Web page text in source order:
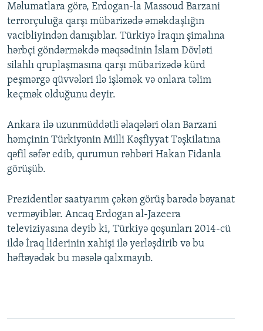
Məlumatlara görə, Erdogan-la Massoud Barzani
terrorçuluğa qarşı mübarizədə əməkdaşlığın
vacibliyindən danışıblar. Türkiyə İraqın şimalına
hərbçi göndərməkdə məqsədinin İslam Dövləti
silahlı qruplaşmasına qarşı mübarizədə kürd
peşmərgə qüvvələri ilə işləmək və onlara təlim
keçmək olduğunu deyir.
Ankara ilə uzunmüddətli əlaqələri olan Barzani
həmçinin Türkiyənin Milli Kəşfiyyat Təşkilatına
qəfil səfər edib, qurumun rəhbəri Hakan Fidanla
görüşüb.
Prezidentlər saatyarım çəkən görüş barədə bəyanat
verməyiblər. Ancaq Erdogan al-Jazeera
televiziyasına deyib ki, Türkiyə qoşunları 2014-cü
ildə İraq liderinin xahişi ilə yerləşdirib və bu
həftəyədək bu məsələ qalxmayıb.